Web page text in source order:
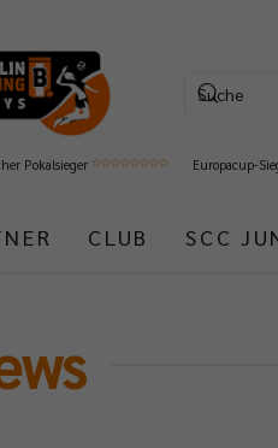
Pokalsieger Europacup-
CLUB SCC